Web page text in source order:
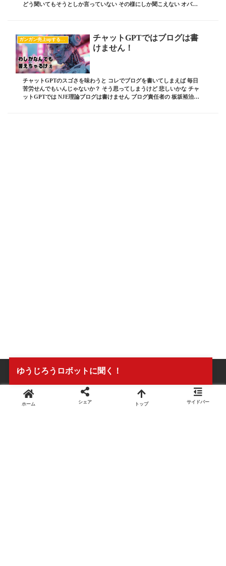
どう聞いてもそうとしか言っていない その様にしか聞こえない オバマ
ガンガン売上upするブログの書き方
チャットGPTではブログは書
けません！
チャットGPTのスゴさを味わうと コレでブログを書いてしまえば 毎日
苦労せんでもいんじゃないか？ そう思ってしまうけど 悲しいかな チャ
ットGPTでは NJE理論ブログは書けません ブログ責任者の 板坂裕治郎
ホーム シェア トップ サイドバー
ゆうじろうロボットに聞く！